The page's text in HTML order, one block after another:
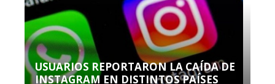
USUARIOS REPORTARON LA CAÍDA DE
INSTAGRAM EN DISTINTOS PAÍSES